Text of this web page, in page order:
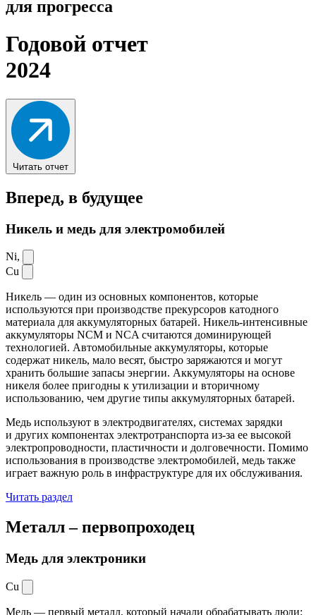
для прогресса
Годовой отчет
2024
Читать отчет
Вперед, в будущее
Никель и медь для электромобилей
Ni,
Cu
Никель — один из основных компонентов, которые
используются при производстве прекурсоров катодного
материала для аккумуляторных батарей. Никель-интенсивные
аккумуляторы NCM и NCA считаются доминирующей
технологией. Автомобильные аккумуляторы, которые
содержат никель, мало весят, быстро заряжаются и могут
хранить большие запасы энергии. Аккумуляторы на основе
никеля более пригодны к утилизации и вторичному
использованию, чем другие типы аккумуляторных батарей.
Медь используют в электродвигателях, системах зарядки
и других компонентах электротранспорта из-за ее высокой
электропроводности, пластичности и долговечности. Помимо
использования в производстве электромобилей, медь также
играет важную роль в инфраструктуре для их обслуживания.
Читать раздел
Металл –первопроходец
Медь для электроники
Cu
Медь — первый металл, который начали обрабатывать люди: